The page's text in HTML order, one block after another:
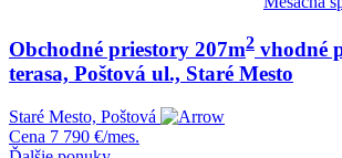
Obchodné priestory 207m2 vhodné
terasa, Poštová ul., Staré Mesto
Staré Mesto, Poštová
Cena 7 790 €/mes.